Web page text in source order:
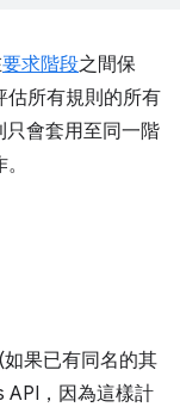
要求階段之間保
估所有規則的所有
只會套用至同一階
果已有同名的其
API，因為這樣計